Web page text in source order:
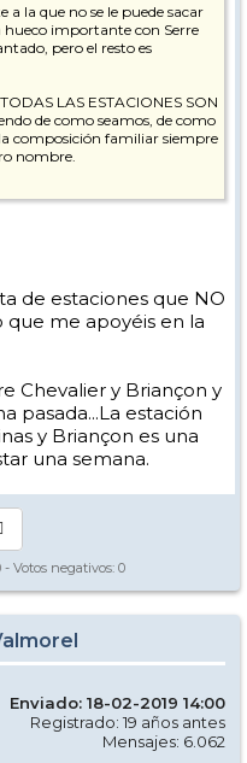
la que no se le puede sacar
hueco importante con Serre
pero el resto es
LAS ESTACIONES SON
de como seamos, de como
composición familiar siempre
nombre.
de estaciones que NO
me apoyéis en la
Chevalier y Briançon y
pasada...La estación
y Briançon es una
una semana.
- Votos negativos: 0
Enviado: 18-02-2019 14:00
Registrado: 19 años antes
Mensajes: 6.062